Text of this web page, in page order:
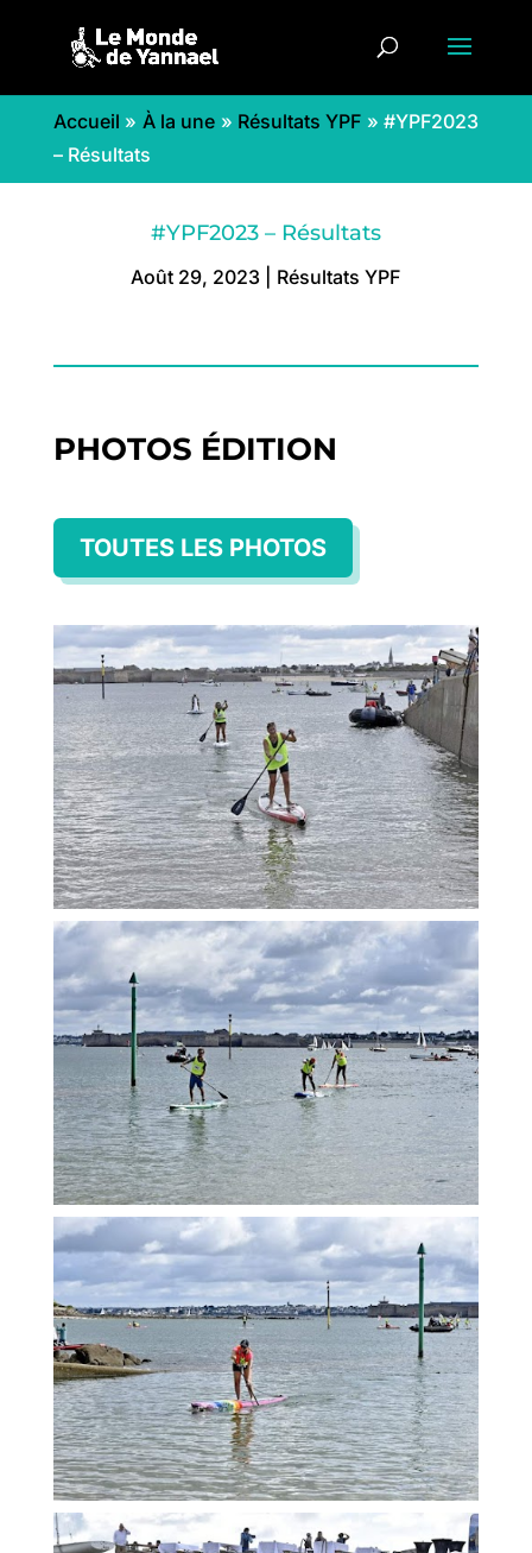
Accueil » À la une » Résultats YPF »#YPF2023
– Résultats
#YPF2023 – Résultats
Août 29, 2023 Résultats YPF
PHOTOS ÉDITION
TOUTES LES PHOTOS